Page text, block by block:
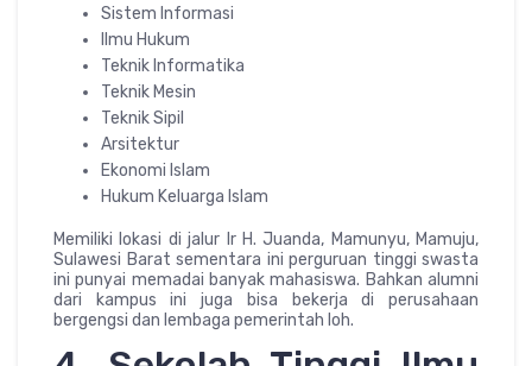
Sistem Informasi
Ilmu Hukum
Teknik Informatika
Teknik Mesin
Teknik Sipil
Arsitektur
Ekonomi Islam
Hukum Keluarga Islam
Memiliki lokasi di jalur Ir H. Juanda, Mamunyu, Mamuju,
Sulawesi Barat sementara ini perguruan tinggi swasta
ini punyai memadai banyak mahasiswa. Bahkan alumni
dari kampus ini juga bisa bekerja di perusahaan
bergengsi dan lembaga pemerintah loh.